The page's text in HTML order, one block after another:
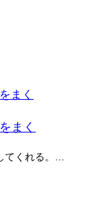
まく
てくれる。…